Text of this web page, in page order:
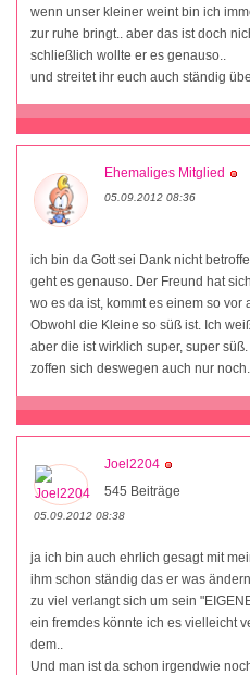
wenn unser kleiner weint bin ich
zur ruhe bringt.. aber das ist doch
schließlich wollte er es genauso..
und streitet ihr euch auch ständig
Ehemaliges Mitglied
05.09.2012 08:36
ich bin da Gott sei Dank nicht
geht es genauso. Der Freund hat
wo es da ist, kommt es einem so vor
Obwohl die Kleine so süß ist. Ich
aber die ist wirklich super, super
zoffen sich deswegen auch nur noch.
Joel2204
545 Beiträge
05.09.2012 08:38
ja ich bin auch ehrlich gesagt mit
ihm schon ständig das er was
zu viel verlangt sich um sein
ein fremdes könnte ich es vielleicht
dem..
Und man ist da schon irgendwie